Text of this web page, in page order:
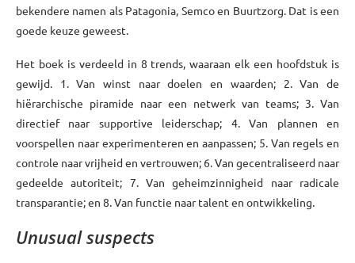
bekendere namen als Patagonia, Semco en Buurtzorg. Dat is een
goede keuze geweest.
Het boek is verdeeld in 8 trends, waaraan elk een hoofdstuk is
gewijd. 1. Van winst naar doelen en waarden; 2. Van de
hiërarchische piramide naar een netwerk van teams; 3. Van
directief naar supportive leiderschap; 4. Van plannen en
voorspellen naar experimenteren en aanpassen; 5. Van regels en
controle naar vrijheid en vertrouwen; 6. Van gecentraliseerd naar
gedeelde autoriteit; 7. Van geheimzinnigheid naar radicale
transparantie; en 8. Van functie naar talent en ontwikkeling.
Unusual suspects